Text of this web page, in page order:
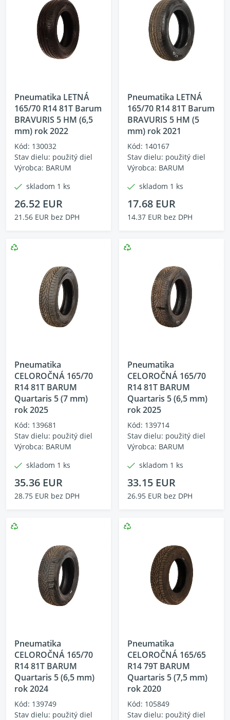
Pneumatika LETNÁ
165/70 R14 81T Barum
BRAVURIS 5 HM (6,5
mm) rok 2022
Kód: 130032
Stav dielu: použitý diel
Výrobca: BARUM
skladom 1 ks
26.52 EUR
21.56 EUR bez DPH
Pneumatika LETNÁ
165/70 R14 81T Barum
BRAVURIS 5 HM (5
mm) rok 2021
Kód: 140167
Stav dielu: použitý diel
Výrobca: BARUM
skladom 1 ks
17.68 EUR
14.37 EUR bez DPH
Pneumatika
CELOROČNÁ 165/70
R14 81T BARUM
Quartaris 5 (7 mm)
rok 2025
Kód: 139681
Stav dielu: použitý diel
Výrobca: BARUM
skladom 1 ks
35.36 EUR
28.75 EUR bez DPH
Pneumatika
CELOROČNÁ 165/70
R14 81T BARUM
Quartaris 5 (6,5 mm)
rok 2025
Kód: 139714
Stav dielu: použitý diel
Výrobca: BARUM
skladom 1 ks
33.15 EUR
26.95 EUR bez DPH
Pneumatika
CELOROČNÁ 165/70
R14 81T BARUM
Quartaris 5 (6,5 mm)
rok 2024
Kód: 139749
Stav dielu: použitý diel
Pneumatika
CELOROČNÁ 165/65
R14 79T BARUM
Quartaris 5 (7,5 mm)
rok 2020
Kód: 105849
Stav dielu: použitý diel